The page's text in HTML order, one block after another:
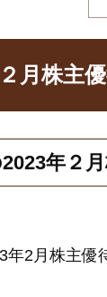
月株主
年２
年2月株主優